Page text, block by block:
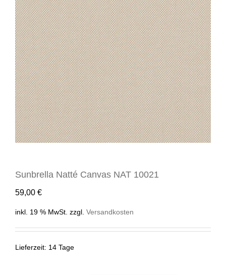
Sunbrella Natté Canvas NAT 10021
59,00 €
inkl. 19 % MwSt. zzgl. Versandkosten
Lieferzeit: 14 Tage